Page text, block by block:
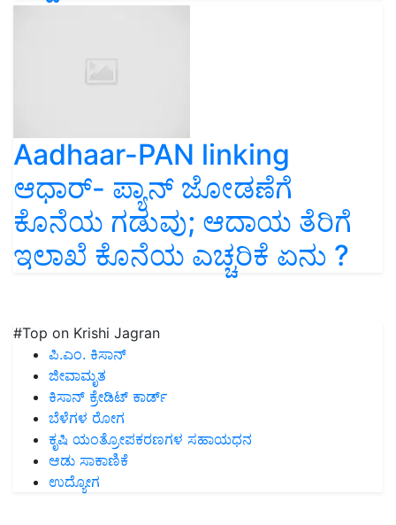
Aadhaar-PAN linking
ಆಧಾರ್-‌ ಪ್ಯಾನ್‌ ಜೋಡಣೆಗೆ
ಕೊನೆಯ ಗಡುವು; ಆದಾಯ ತೆರಿಗೆ
ಇಲಾಖೆ ಕೊನೆಯ ಎಚ್ಚರಿಕೆ ಏನು ?
#Top on Krishi Jagran
ಪಿ.ಎಂ. ಕಿಸಾನ್
ಜೀವಾಮೃತ
ಕಿಸಾನ್ ಕ್ರೇಡಿಟ್ ಕಾರ್ಡ್
ಬೆಳೆಗಳ ರೋಗ
ಕೃಷಿ ಯಂತ್ರೋಪಕರಣಗಳ ಸಹಾಯಧನ
ಆಡು ಸಾಕಾಣಿಕೆ
ಉದ್ಯೋಗ